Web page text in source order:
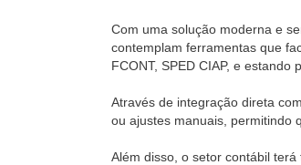
Com uma solução moderna e
contemplam ferramentas que
FCONT, SPED CIAP, e estando
Através de integração direta
ou ajustes manuais, permitindo
Além disso, o setor contábil